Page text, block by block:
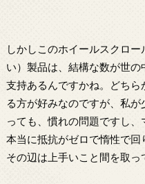
しかしこのホイールスクロ
い）製品は、結構な数が世
支持あるんですかね。どち
る方が好みなのですが、私
っても、慣れの問題ですし、
本当に抵抗がゼロで惰性で回
その辺は上手いこと間を取っ